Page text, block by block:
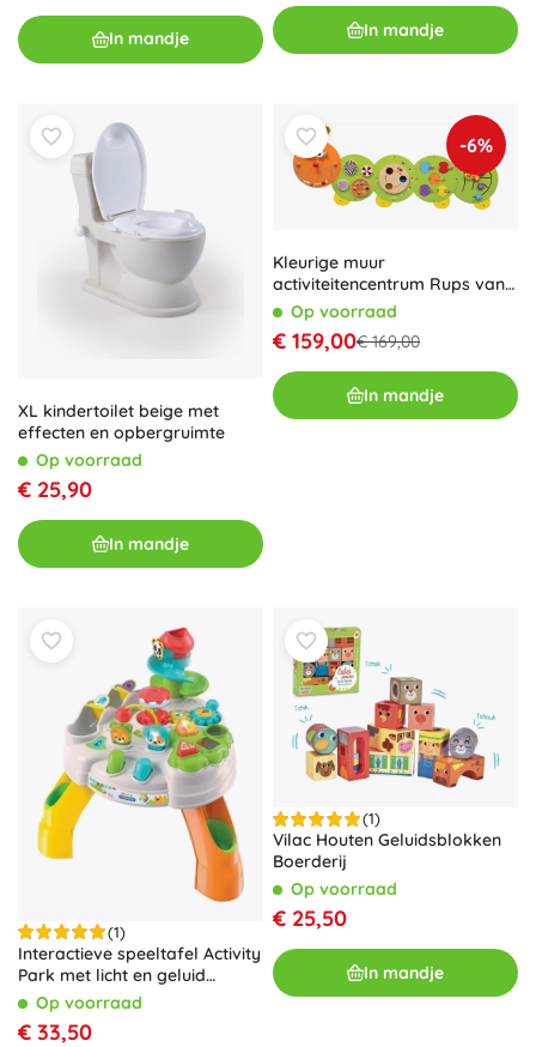
In mandje In mandje
XL kindertoilet beige met
effecten en opbergruimte
Op voorraad
€ 25,90
In mandje
-6%
Kleurige muur
activiteitencentrum Rups van
VIGAOp voorraad
€ 159,00€ 169,00
In mandje
(1)
Interactieve speeltafel Activity
Park met licht en geluid
CLEMENTONI BABY
Op voorraad
€ 33,50
(1)
Vilac Houten Geluidsblokken
Boerderij
Op voorraad
€ 25,50
In mandje